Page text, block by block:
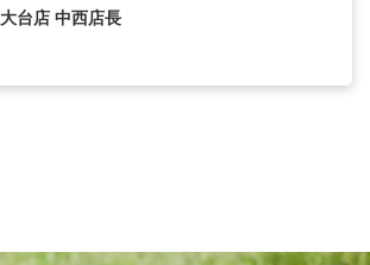
大台店 中西店長